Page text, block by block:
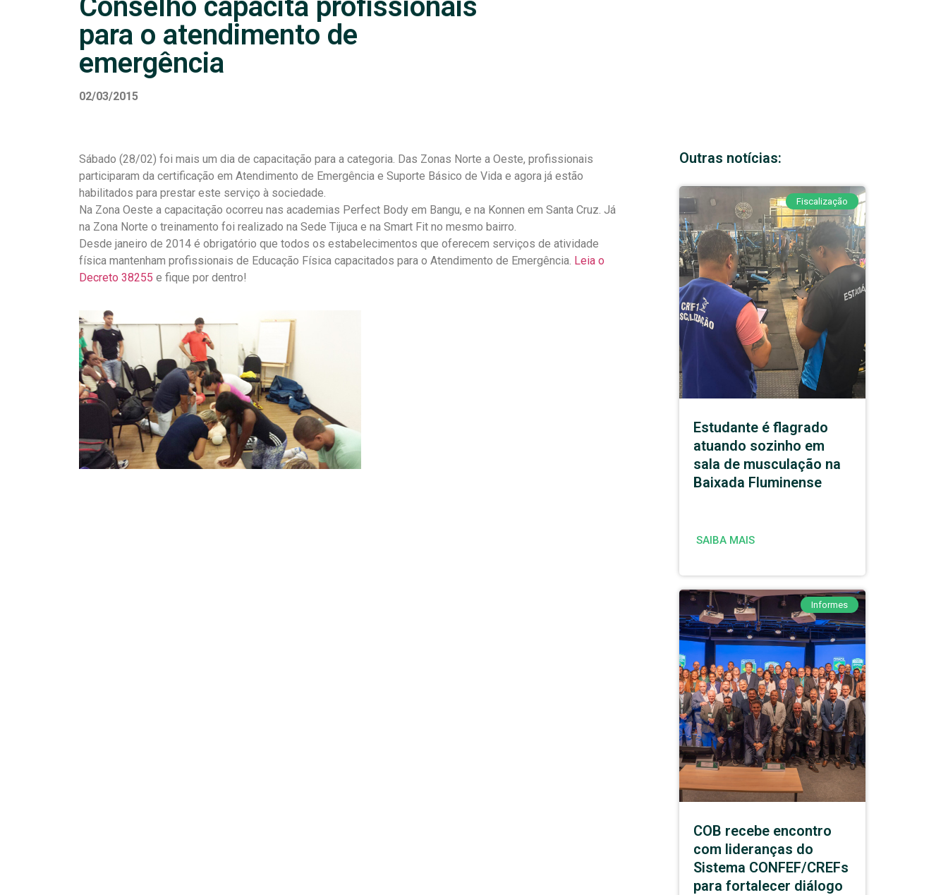
Conselho capacita profissionais
para o atendimento de
emergência
02/03/2015
Sábado (28/02) foi mais um dia de capacitação para a categoria. Das Zonas Norte a Oeste, profissionais
participaram da certificação em Atendimento de Emergência e Suporte Básico de Vida e agora já estão
habilitados para prestar este serviço à sociedade.
Na Zona Oeste a capacitação ocorreu nas academias Perfect Body em Bangu, e na Konnen em Santa Cruz. Já
na Zona Norte o treinamento foi realizado na Sede Tijuca e na Smart Fit no mesmo bairro.
Desde janeiro de 2014 é obrigatório que todos os estabelecimentos que oferecem serviços de atividade
física mantenham profissionais de Educação Física capacitados para o Atendimento de Emergência. Leia o
Decreto 38255 e fique por dentro!
Outras notícias:
Fiscalização
Estudante é flagrado
atuando sozinho em
sala de musculação na
Baixada Fluminense
SAIBA MAIS
Informes
COB recebe encontro
com lideranças do
Sistema CONFEF/CREFs
para fortalecer diálogo